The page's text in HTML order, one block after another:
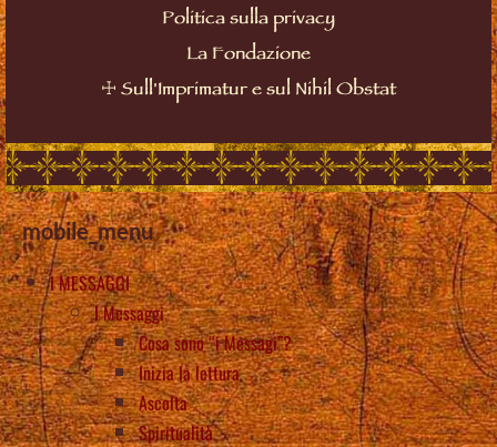
Politica sulla privacy
La Fondazione
☩ Sull'Imprimatur e sul Nihil Obstat
mobile_menu
I MESSAGGI
I Messaggi
Cosa sono “i Messagi”?
Inizia la lettura
Ascolta
Spiritualità